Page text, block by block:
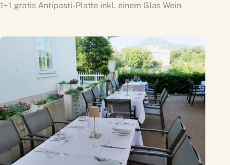
1+1 gratis Antipasti-Platte inkl. einem Glas Wein